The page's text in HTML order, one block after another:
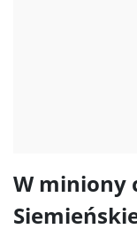
W miniony